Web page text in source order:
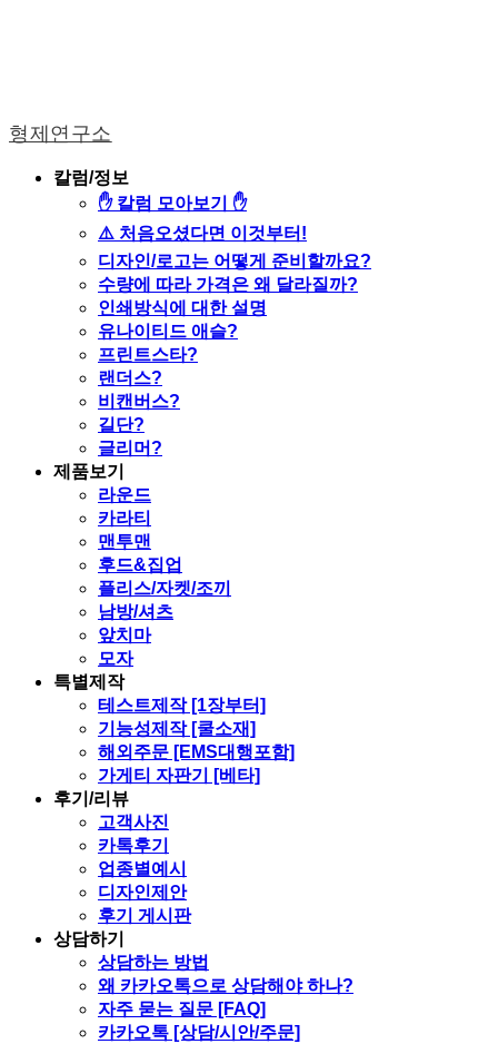
형제연구소
칼럼/정보
✋ 칼럼 모아보기 ✋
⚠️ 처음오셨다면 이것부터!
디자인/로고는 어떻게 준비할까요?
수량에 따라 가격은 왜 달라질까?
인쇄방식에 대한 설명
유나이티드 애슬?
프린트스타?
랜더스?
비캔버스?
길단?
글리머?
제품보기
라운드
카라티
맨투맨
후드&집업
플리스/자켓/조끼
남방/셔츠
앞치마
모자
특별제작
테스트제작 [1장부터]
기능성제작 [쿨소재]
해외주문 [EMS대행포함]
가게티 자판기 [베타]
후기/리뷰
고객사진
카톡후기
업종별예시
디자인제안
후기 게시판
상담하기
상담하는 방법
왜 카카오톡으로 상담해야 하나?
자주 묻는 질문 [FAQ]
카카오톡 [상담/시안/주문]